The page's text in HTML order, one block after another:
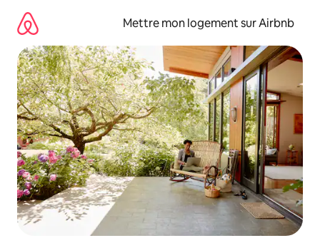
directement
contenu
Mettre mon logement sur Airbnb